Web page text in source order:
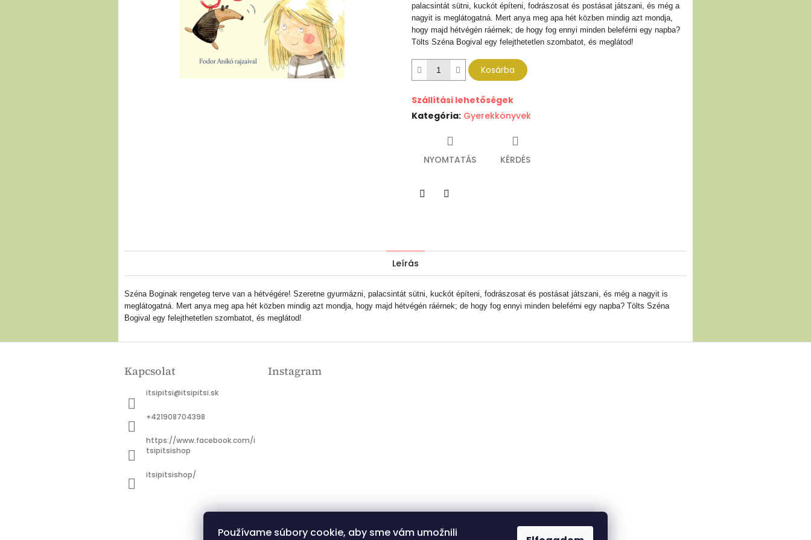
Používame súbory cookie, aby sme vám umožnili
palacsintát sütni, kuckót építeni, fodrászosat és postásat játszani, és még a
nagyit is meglátogatná. Mert anya meg apa hét közben mindig azt mondja,
hogy majd hétvégén ráérnek; de hogy fog ennyi minden beleférni egy napba?
Tölts Széna Bogival egy felejthetetlen szombatot, és meglátod!
Kosárba
Szállítási lehetőségek
Kategória: Gyerekkönyvek
NYOMTATÁS KÉRDÉS
Leírás
Széna Boginak rengeteg terve van a hétvégére! Szeretne gyurmázni, palacsintát sütni, kuckót építeni, fodrászosat és postásat játszani, és még a nagyit is
meglátogatná. Mert anya meg apa hét közben mindig azt mondja, hogy majd hétvégén ráérnek; de hogy fog ennyi minden beleférni egy napba? Tölts Széna
Bogival egy felejthetetlen szombatot, és meglátod!
Kapcsolat
itsipitsi@itsipitsi.sk
+421908704398
https://www.facebook.com/i
tsipitsishop
itsipitsishop/
Instagram
Kövessen minket az